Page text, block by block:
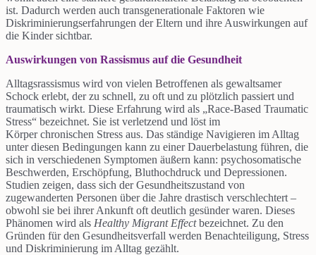
ist. Dadurch werden auch transgenerationale Faktoren wie
Diskriminierungserfahrungen der Eltern und ihre Auswirkungen auf
die Kinder sichtbar.
Auswirkungen von Rassismus auf die Gesundheit
Alltagsrassismus wird von vielen Betroffenen als gewaltsamer
Schock erlebt, der zu schnell, zu oft und zu plötzlich passiert und
traumatisch wirkt. Diese Erfahrung wird als „Race-Based Traumatic
Stress“ bezeichnet. Sie ist verletzend und löst im
Körper chronischen Stress aus. Das ständige Navigieren im Alltag
unter diesen Bedingungen kann zu einer Dauerbelastung führen, die
sich in verschiedenen Symptomen äußern kann: psychosomatische
Beschwerden, Erschöpfung, Bluthochdruck und Depressionen.
Studien zeigen, dass sich der Gesundheitszustand von
zugewanderten Personen über die Jahre drastisch verschlechtert –
obwohl sie bei ihrer Ankunft oft deutlich gesünder waren. Dieses
Phänomen wird als Healthy Migrant Effectbezeichnet. Zu den
Gründen für den Gesundheitsverfall werden Benachteiligung, Stress
und Diskriminierung im Alltag gezählt.